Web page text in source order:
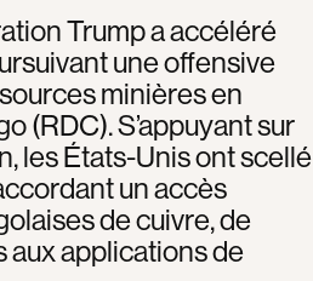
Trump a accéléré
une offensive
minières en
(RDC). S’appuyant sur
les États-Unis ont scellé
un accès
de cuivre, de
aux applications de